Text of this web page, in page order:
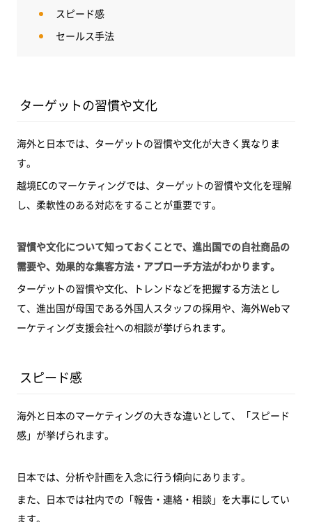
スピード感
セールス手法
ターゲットの習慣や文化
海外と日本では、ターゲットの習慣や文化が大きく異なりま
す。
越境ECのマーケティングでは、ターゲットの習慣や文化を理解
し、柔軟性のある対応をすることが重要です。
習慣や文化について知っておくことで、進出国での自社商品の
需要や、効果的な集客方法・アプローチ方法がわかります。
ターゲットの習慣や文化、トレンドなどを把握する方法とし
て、進出国が母国である外国人スタッフの採用や、海外Webマ
ーケティング支援会社への相談が挙げられます。
スピード感
海外と日本のマーケティングの大きな違いとして、「スピード
感」が挙げられます。
日本では、分析や計画を入念に行う傾向にあります。
また、日本では社内での「報告・連絡・相談」を大事にしてい
ます。